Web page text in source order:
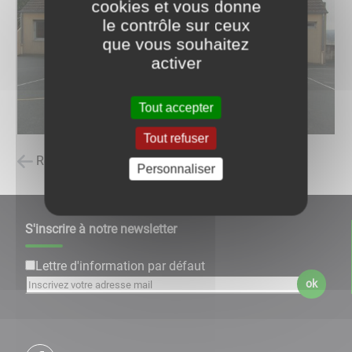
Retour à la liste des carnets d'adresses
S'inscrire à notre newsletter
Lettre d'information par défaut
ok
cookies et vous donne
le contrôle sur ceux
que vous souhaitez
activer
Tout accepter
Tout refuser
Personnaliser